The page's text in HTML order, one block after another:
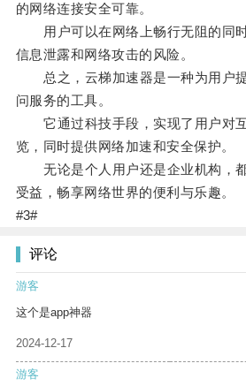
的网络连接安全可靠。
用户可以在网络上畅行无阻的同时
信息泄露和网络攻击的风险。
总之，云梯加速器是一种为用户
问服务的工具。
它通过科技手段，实现了用户对互
览，同时提供网络加速和安全保护。
无论是个人用户还是企业机构，都
受益，畅享网络世界的便利与乐趣。
#3#
评论
游客
这个是app神器
2024-12-17
游客